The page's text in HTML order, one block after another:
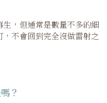
，但通常是數量不多的細
不會回到完全沒做雷射之
？